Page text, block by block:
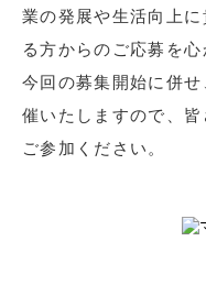
業の発展や生活向上
る方からのご応募を
今回の募集開始に併
催いたしますので、
ご参加ください。